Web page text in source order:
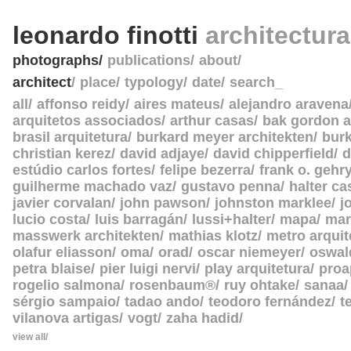
leonardo finotti
photographs publications about
architect place typology date search_
all
affonso reidy aires mateus alejandro aravena
arquitetos associados arthur casas bak gordon
brasil arquitetura
burkard meyer architekten
christian kerez david adjaye david chipperfield
estúdio carlos fortes felipe bezerra frank o.
guilherme machado vaz gustavo penna halter
javier corvalan
john pawson johnston marklee
lucio costa
luis barragán lussi+halter mapa
masswerk architekten
mathias klotz metro
olafur eliasson oma orad oscar niemeyer
petra blaise pier luigi nervi play arquitetura
rogelio salmona rosenbaum® ruy ohtake sanaa
sérgio sampaio tadao ando teodoro fernández
vilanova artigas vogt zaha hadid
view all